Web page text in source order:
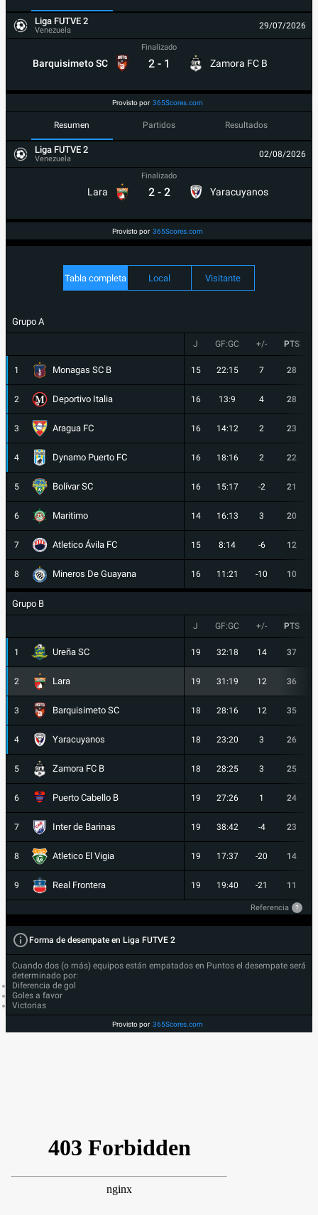
Liga FUTVE 2
Venezuela 29/07/2026
Barquisimeto SC
Finalizado
2 - 1 Zamora FC B
Provisto por 365Scores.com
Resumen Partidos Resultados
Liga FUTVE 2
Venezuela 02/08/2026
Lara
Finalizado
2 - 2 Yaracuyanos
Provisto por 365Scores.com
Tabla completa Local Visitante
Grupo A
J GF:GC +/- PTS
1 Monagas SC B 15 22:15 7 28
2 Deportivo Italia 16 13:9 4 28
3 Aragua FC 16 14:12 2 23
4 Dynamo Puerto FC 16 18:16 2 22
5 Bolívar SC 16 15:17 -2 21
6 Maritimo 14 16:13 3 20
7 Atletico Ávila FC 15 8:14 -6 12
8 Mineros De Guayana 16 11:21 -10 10
Grupo B
J GF:GC +/- PTS
1 Ureña SC 19 32:18 14 37
2 Lara 19 31:19 12 36
3 Barquisimeto SC 18 28:16 12 35
4 Yaracuyanos 18 23:20 3 26
5 Zamora FC B 18 28:25 3 25
6 Puerto Cabello B 19 27:26 1 24
7 Inter de Barinas 19 38:42 -4 23
8 Atletico El Vigia 19 17:37 -20 14
9 Real Frontera 19 19:40 -21 11
Referencia ?
Forma de desempate en Liga FUTVE 2
Cuando dos (o más) equipos están empatados en Puntos el desempate será
determinado por:
Diferencia de gol
Goles a favor
Victorias
Provisto por 365Scores.com